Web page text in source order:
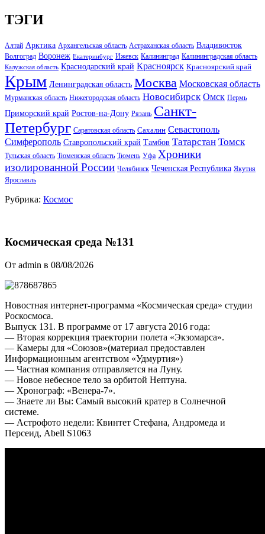
ТЭГИ
Алтай Арктика Архангельская область Астраханская область Владивосток
Волгоград Воронеж Екатеринбург Ижевск Калининград Калининградская область
Калужская область Краснодарский край Красноярск Красноярский край
Крым Ленинградская область Москва Московская область
Мурманская область Нижегородская область Новосибирск Омск Пермь
Приморский край Ростов-на-Дону Рязань Санкт-
Петербург Саратовская область Сахалин Севастополь
Симферополь Ставропольский край Тамбов Татарстан Томск
Тульская область Тюменская область Тюмень Уфа Хроники
изолированной России Челябинск Чеченская Республика Якутия
Ярославль
Рубрика: Космос
Космическая среда №131
От admin в 08/08/2026
Новостная интернет-программа «Космическая среда» студии
Роскосмоса.
Выпуск 131. В программе от 17 августа 2016 года:
— Вторая коррекция траектории полета «Экзомарса».
— Камеры для «Союзов»(материал предоставлен
Информационным агентством «Удмуртия»)
— Частная компания отправляется на Луну.
— Новое небесное тело за орбитой Нептуна.
— Хронограф: «Венера-7».
— Знаете ли Вы: Самый высокий кратер в Солнечной
системе.
— Астрофото недели: Квинтет Стефана, Андромеда и
Персеид, Abell S1063